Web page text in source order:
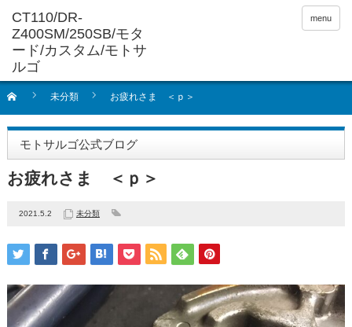
menu
未分類 お疲れさま ＜ｐ＞
モトサルゴ公式ブログ
お疲れさま ＜ｐ＞
2021.5.2 未分類